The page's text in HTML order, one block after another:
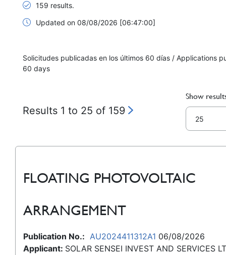
159 results.
Updated on 08/08/2026 [06:47:00]
Solicitudes publicadas en los últimos 60 días / Applications
60 days
Results 1 to 25 of 159
Show
FLOATING PHOTOVOLTAIC
ARRANGEMENT
Publication No.: AU2024411312A1 06/08/2026
Applicant: SOLAR SENSEI INVEST AND SERVICES